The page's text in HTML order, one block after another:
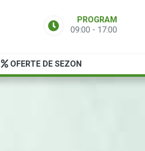
PROGRAM
09:00 - 17:00
OFERTE DE SEZON